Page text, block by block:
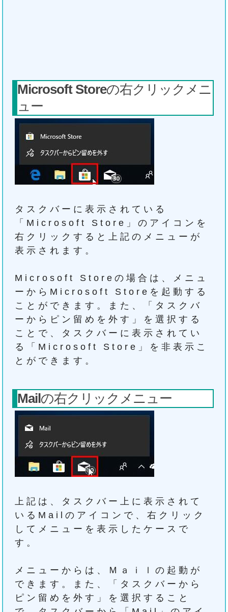
Microsoft Storeの右クリックメニ
ュー
タスクバーに表示されている
「Microsoft Store」のアイコンを
右クリックすると上記のメニューが
表示されます。
Microsoft Storeの場合は、メニュ
ーからMicrosoft Storeを起動する
ことができます。また、「タスクバ
ーからピン留めを外す」を選択する
ことで、タスクバーに表示されてい
る「Microsoft Store」を非表示こ
とができます。
Mailの右クリックメニュー
上記は、タスクバー上に表示されて
いるMailのアイコンで、右クリック
してメニューを表示したケースで
す。
メニューからは、Ｍａｉｌの起動が
できます。また、「タスクバーから
ピン留めを外す」を選択すること